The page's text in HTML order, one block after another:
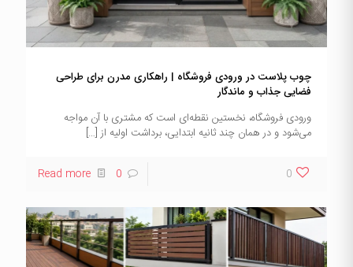
چوب پلاست در ورودی فروشگاه | راهکاری مدرن برای طراحی
فضایی جذاب و ماندگار
ورودی فروشگاه، نخستین نقطه‌ای است که مشتری با آن مواجه
می‌شود و در همان چند ثانیه ابتدایی، برداشت اولیه از[…]
0
0
Read more